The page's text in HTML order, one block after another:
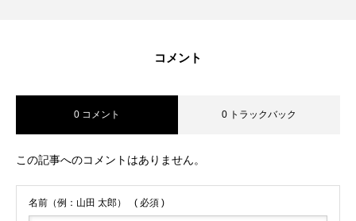
コメント
0 コメント 0 トラックバック
この記事へのコメントはありません。
名前（例：山田 太郎） ( 必須 )